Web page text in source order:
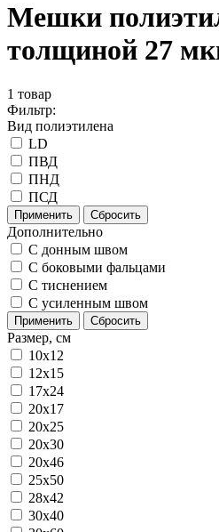
Мешки
толщиной 27
1 товар
Фильтр:
Вид полиэтилена
LD
ПВД
ПНД
ПСД
Применить Сбросить
Дополнительно
C донным швом
С боковыми фальцами
С тиснением
С усиленным швом
Применить Сбросить
Размер, см
10x12
12x15
17x24
20x17
20x25
20x30
20x46
25x50
28x42
30x40